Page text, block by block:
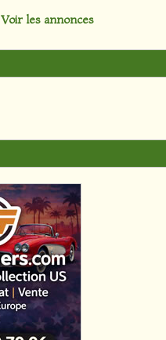
Voir les annonces